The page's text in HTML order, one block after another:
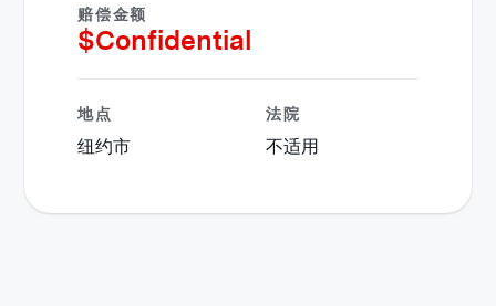
赔偿金额
$Confidential
地点
纽约市
法院
不适用